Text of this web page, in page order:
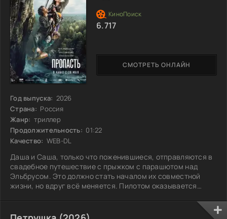
Год выпуска: 2026
Страна: Россия
Жанр: триллер
Продолжительность: 01:22
Качество: WEB-DL
Даша и Саша, только что поженившиеся, отправляются в
свадебное путешествие с прыжком с парашютом над
Эльбрусом. Это должно стать началом их совместной
жизни, но вдруг всё меняется. Пилотом оказывается
приходится прыгать без подготовки, и стропы
СМОТРЕТЬ ОНЛАЙН
6.717